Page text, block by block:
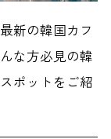
新の韓国カフ
な方必見の韓
ポットをご紹